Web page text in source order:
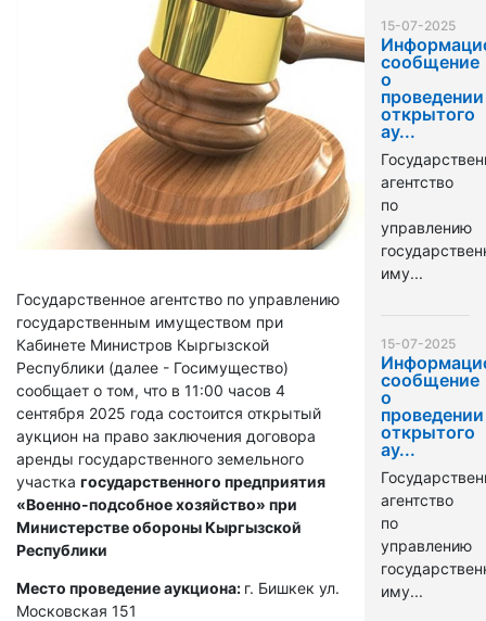
Государственное агентство по управлению
государственным имуществом при
Кабинете Министров Кыргызской
Республики (далее - Госимущество)
сообщает о том, что в 11:00 часов 4
сентября 2025 года состоится открытый
аукцион на право заключения договора
аренды государственного земельного
участка государственного предприятия
«Военно-подсобное хозяйство» при
Министерстве обороны Кыргызской
Республики
Место проведение аукциона: г. Бишкек ул.
Московская 151
15-07-2025
сообщение
о
проведении
открытого
ау...
агентство
по
управлению
иму...
15-07-2025
сообщение
о
проведении
открытого
ау...
агентство
по
управлению
иму...